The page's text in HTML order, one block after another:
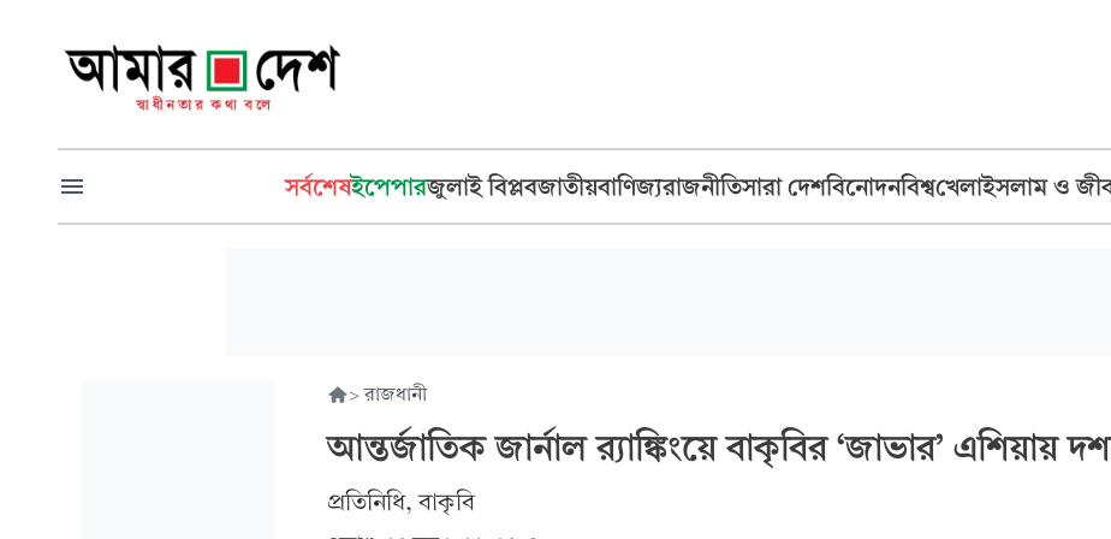
সর্বশেষইপেপারজুলাই বিপ্লবজাতীয়বাণিজ্যরাজনীতিসারা দেশবিনোদনবিশ্বখেলাইসলাম ও
> রাজধানী
আন্তর্জাতিক জার্নাল র‌্যাঙ্কিংয়ে বাকৃবির ‘জাভার’ এশিয়ায়
প্রতিনিধি, বাকৃবি